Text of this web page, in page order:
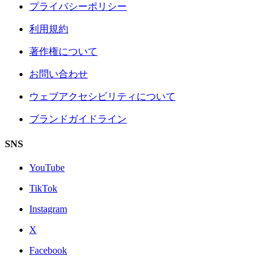
プライバシーポリシー
利用規約
著作権について
お問い合わせ
ウェブアクセシビリティについて
ブランドガイドライン
SNS
YouTube
TikTok
Instagram
X
Facebook